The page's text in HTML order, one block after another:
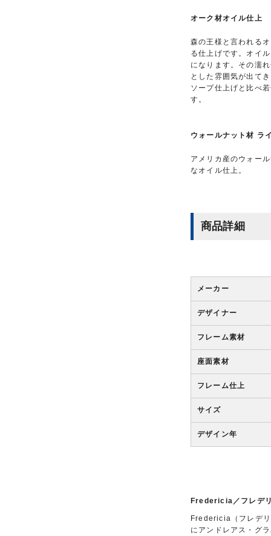
オーク材オイル仕上
森の王様と言われる
る仕上げです。オイ
になります。その濡
とした雰囲気が出て
ソープ仕上げと比べ
す。
ウォールナット材 ラ
アメリカ産のウォー
なオイル仕上。
商品詳細
メーカー
デザイナー
フレーム素材
座面素材
フレーム仕上
サイズ
デザイン年
Fredericia／フレデ
Fredericia（フレデ
にアンドレアス・グ